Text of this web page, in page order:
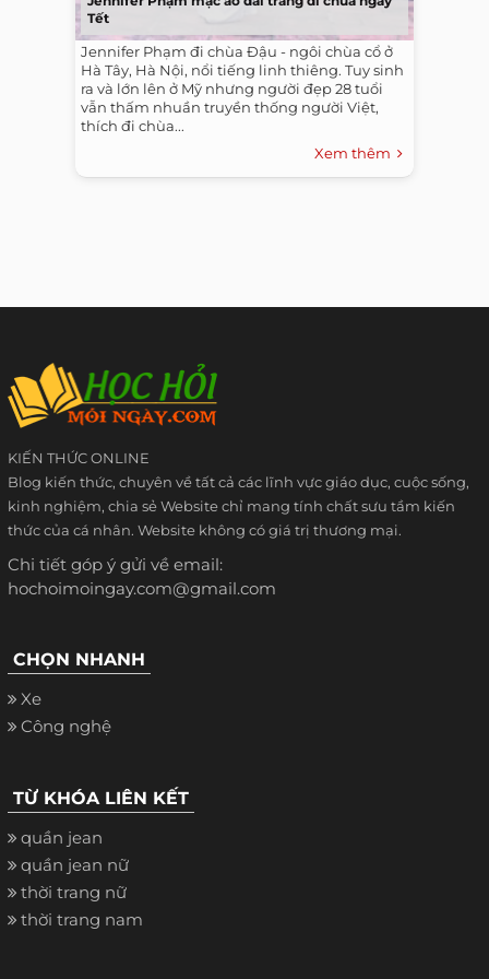
Tết
Jennifer Phạm đi chùa Đậu - ngôi chùa cổ ở
Hà Tây, Hà Nội, nổi tiếng linh thiêng. Tuy sinh
ra và lớn lên ở Mỹ nhưng người đẹp 28 tuổi
vẫn thấm nhuần truyền thống người Việt,
thích đi chùa...
Xem thêm
KIẾN THỨC ONLINE
Blog kiến thức, chuyên về tất cả các lĩnh vực giáo dục, cuộc sống,
kinh nghiệm, chia sẻ Website chỉ mang tính chất sưu tầm kiến
thức của cá nhân. Website không có giá trị thương mại.
Chi tiết góp ý gửi về email:
hochoimoingay.com@gmail.com
CHỌN NHANH
Xe
Công nghệ
TỪ KHÓA LIÊN KẾT
quần jean
quần jean nữ
thời trang nữ
thời trang nam